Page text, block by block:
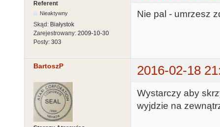
Referent
Nieaktywny
Skąd: Białystok
Zarejestrowany: 2009-10-30
Posty: 303
Nie pal - umrzesz
BartoszP 2016-02-18
Wystarczy aby
wyjdzie na